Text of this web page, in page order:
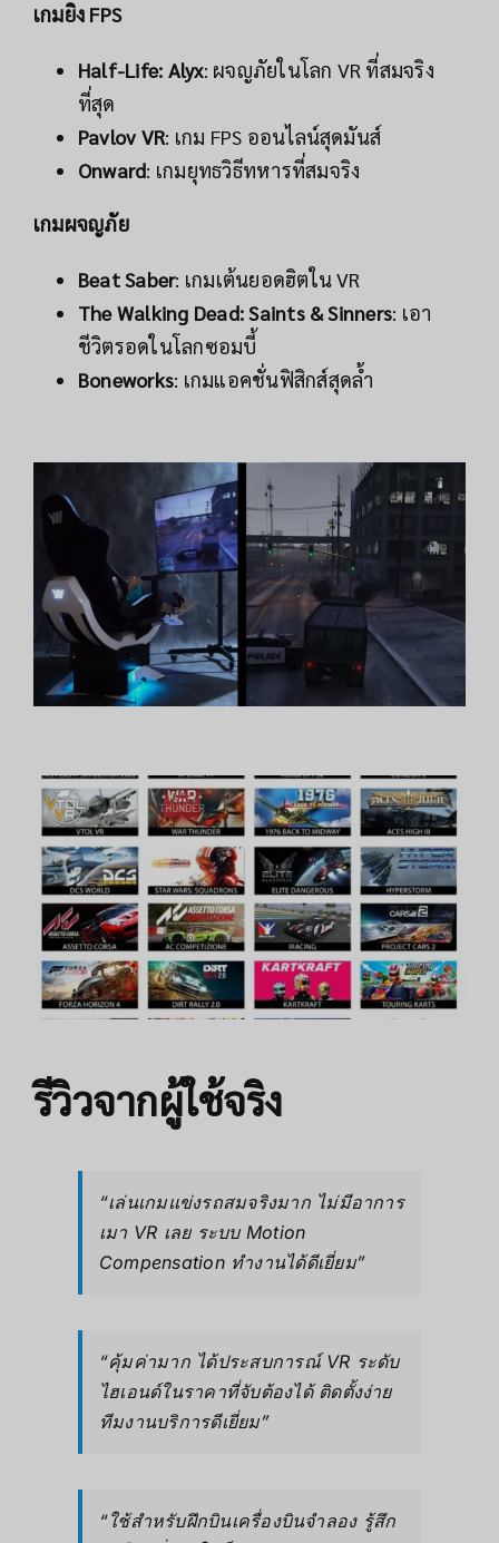
เกมยิง FPS
Half-Life: Alyx: ผจญภัยในโลก VR ที่สมจริง
ที่สุด
Pavlov VR: เกม FPS ออนไลน์สุดมันส์
Onward: เกมยุทธวิธีทหารที่สมจริง
เกมผจญภัย
Beat Saber: เกมเต้นยอดฮิตใน VR
The Walking Dead: Saints & Sinners: เอา
ชีวิตรอดในโลกซอมบี้
Boneworks: เกมแอคชั่นฟิสิกส์สุดล้ำ
รีวิวจากผู้ใช้จริง
“เล่นเกมแข่งรถสมจริงมาก ไม่มีอาการ
เมา VR เลย ระบบ Motion
Compensation ทำงานได้ดีเยี่ยม”
“คุ้มค่ามาก ได้ประสบการณ์ VR ระดับ
ไฮเอนด์ในราคาที่จับต้องได้ ติดตั้งง่าย
ทีมงานบริการดีเยี่ยม”
“ใช้สำหรับฝึกบินเครื่องบินจำลอง รู้สึก